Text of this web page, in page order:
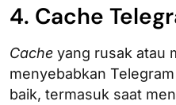
4. Cache
Cache yang rusak atau
menyebabkan
baik, termasuk saat